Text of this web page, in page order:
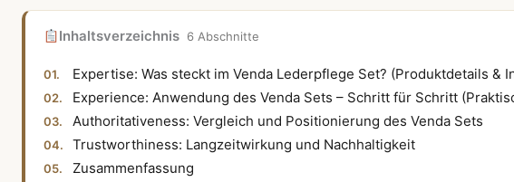
Inhaltsverzeichnis 6 Abschnitte
Expertise: Was steckt im Venda Lederpflege Set? (Produktdetails &
Experience: Anwendung des Venda Sets – Schritt für Schritt
Authoritativeness: Vergleich und Positionierung des Venda Sets
Trustworthiness: Langzeitwirkung und Nachhaltigkeit
Zusammenfassung